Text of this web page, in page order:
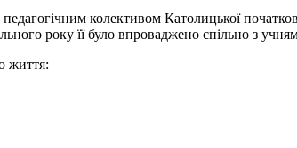
колективом Католицької
року її було впроваджено спільно з
життя: